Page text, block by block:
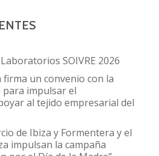
SOIVRE 2026
firma un convenio con la
para impulsar el
al tejido empresarial del
de Ibiza y Formentera y el
impulsan la campaña